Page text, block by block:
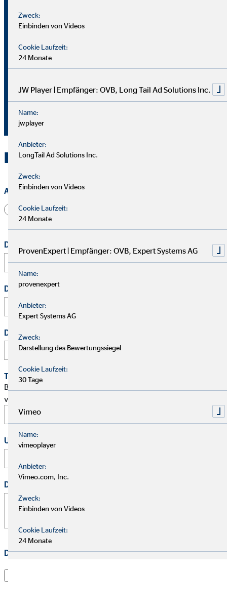
Vermögensberatung AG
Mühlenstr. 25
23611 Sereetz
0178-7838382
Kontakt zu OVB in Sereetz
Anrede
Herr
Dein vollständiger Name
Deine E-Mail Adresse
Deine Telefonnummer
Terminwunsch
Bitte schlage mir einen Termin für ein persönliches Gespräch
vor.
Uhrzeit
Deine Nachricht
Datenschutz*
Zweck:
Einbinden von Videos
Cookie Laufzeit:
24 Monate
JW Player | Empfänger: OVB, Long Tail Ad Solutions Inc.
Name:
jwplayer
Anbieter:
LongTail Ad Solutions Inc.
Zweck:
Einbinden von Videos
Cookie Laufzeit:
24 Monate
ProvenExpert | Empfänger: OVB, Expert Systems AG
Name:
provenexpert
Anbieter:
Expert Systems AG
Zweck:
Darstellung des Bewertungssiegel
Cookie Laufzeit:
30 Tage
Vimeo
Name:
vimeoplayer
Anbieter:
Vimeo.com, Inc.
Zweck:
Einbinden von Videos
Cookie Laufzeit:
24 Monate